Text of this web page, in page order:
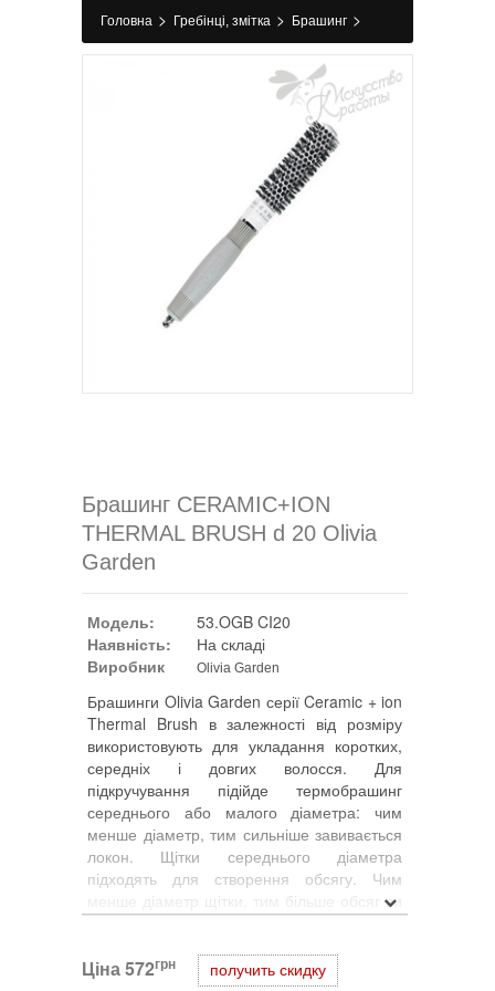
Головна > Гребінці, змітка > Брашинг >
Брашинг CERAMIC+ION THERMAL BRUSH d 20
Брашинг CERAMIC+ION
THERMAL BRUSH d 20 Olivia
Garden
Модель:
53.OGB CI20
Наявність:
На складі
Виробник
Olivia Garden
Брашинги Olivia Garden серії Ceramic + ion
Thermal Brush в залежності від розміру
використовують для укладання коротких,
середніх і довгих волосся. Для
підкручування підійде термобрашинг
середнього або малого діаметра: чим
менше діаметр, тим сильніше завивається
локон. Щітки середнього діаметра
підходять для створення обсягу. Чим
менше діаметр щітки, тим більше обсяг ви
отримаєте. І, навпаки, якщо необхідно
максимального діаметра. Робоча поверхня
Ціна572грн получить скидку